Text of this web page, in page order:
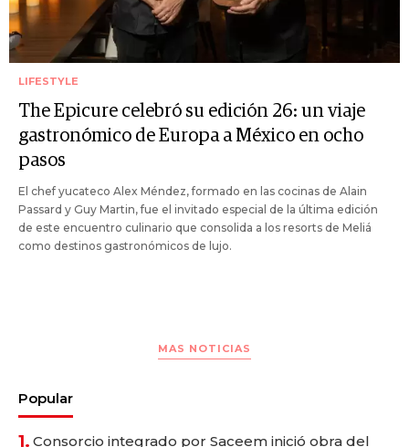
LIFESTYLE
The Epicure celebró su edición 26: un viaje
gastronómico de Europa a México en ocho
pasos
El chef yucateco Alex Méndez, formado en las cocinas de Alain
Passard y Guy Martin, fue el invitado especial de la última edición
de este encuentro culinario que consolida a los resorts de Meliá
como destinos gastronómicos de lujo.
MAS NOTICIAS
Popular
1. Consorcio integrado por Saceem inició obra del